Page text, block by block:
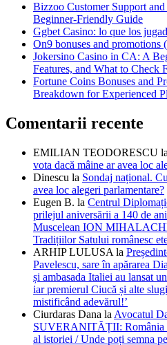
Bizzoo Customer Support
Beginner-Friendly Guide
Ggbet Casino: lo que los
On9 bonuses and
Jokersino Casino in CA: A
Features, and What to Check
Fortune Coins Bonuses and
Breakdown for Experienced
Comentarii recente
EMILIAN TEODORESCU la
vota dacă mâine ar avea loc
Dinescu la Sondaj național.
avea loc alegeri parlamentare?
Eugen B. la Centrul
prilejul aniversării a 140 de
Muscelean ION
Tradițiilor Satului românesc
ARHIP LULUSA la
Pavelescu, sare în apărarea
și ambasada Italiei au lansat
iar premierul Ciucă și alte
mistificând adevărul!’
Ciurdaras Dana la Avocatul
SUVERANITĂȚII: România
al istoriei / Unde poți semna